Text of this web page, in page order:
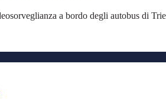
a bordo degli autobus di